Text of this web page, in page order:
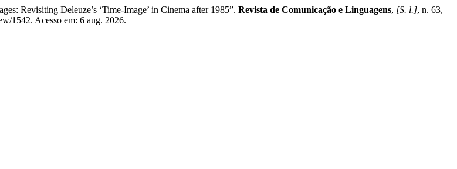
Revisiting Deleuze’s ‘Time-Image’ in Cinema after 1985”. Revista de Comunicação e Linguagens, [S. l.], n. 63,
1542. Acesso em: 6 aug. 2026.